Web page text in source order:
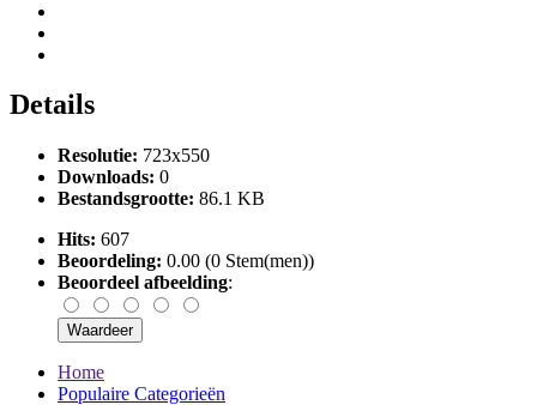
Details
Resolutie: 723x550
Downloads: 0
Bestandsgrootte: 86.1 KB
Hits: 607
Beoordeling: 0.00 (0 Stem(men))
Beoordeel afbeelding:
Home
Populaire Categorieën